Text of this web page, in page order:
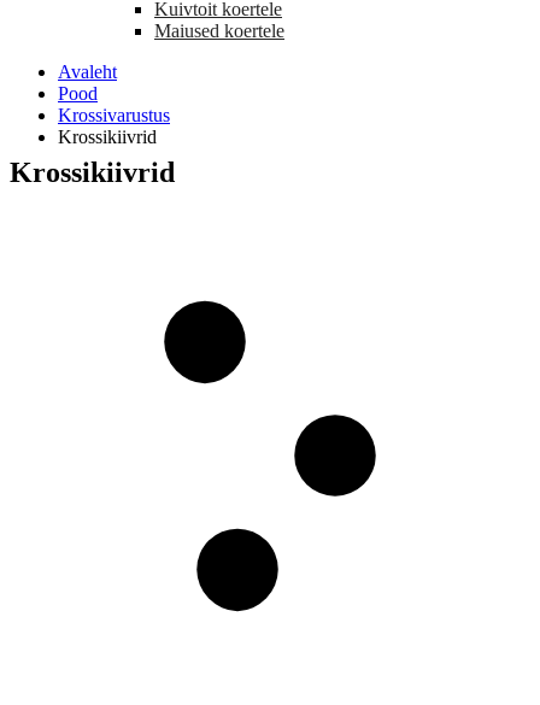
Kuivtoit koertele
Maiused koertele
Avaleht
Pood
Krossivarustus
Krossikiivrid
Krossikiivrid